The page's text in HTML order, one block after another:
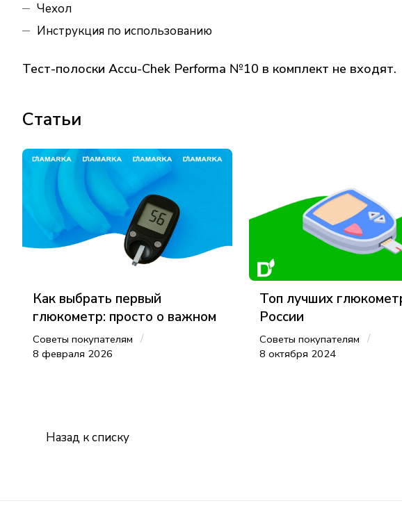
Чехол
Инструкция по использованию
Тест-полоски Accu-Chek Performa №10 в комплект не входят.
Статьи
Как выбрать первый
глюкометр: просто о важном
Советы покупателям /
8 февраля 2026
Топ лучших
России
Советы покупателям /
8 октября 2024
Назад к списку